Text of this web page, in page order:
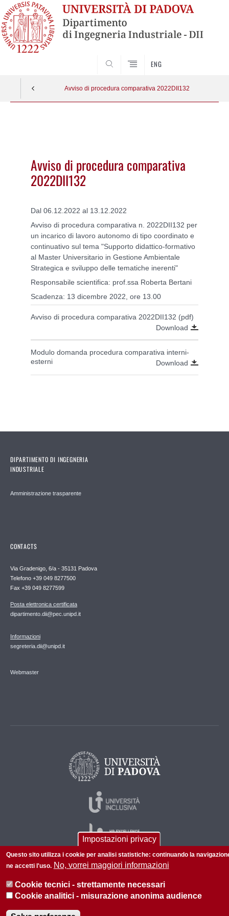
ENG
Avviso di procedura comparativa 2022DII132
Avviso di procedura comparativa
2022DII132
Dal 06.12.2022 al 13.12.2022
Avviso di procedura comparativa n. 2022DII132 per
un incarico di lavoro autonomo di tipo coordinato e
continuativo sul tema "Supporto didattico-formativo
al Master Universitario in Gestione Ambientale
Strategica e sviluppo delle tematiche inerenti"
Responsabile scientifica: prof.ssa Roberta Bertani
Scadenza: 13 dicembre 2022, ore 13.00
Avviso di procedura comparativa 2022DII132 (pdf)
Download
Modulo domanda procedura comparativa interni-
esterni
Download
DIPARTIMENTO DI INGEGNERIA
INDUSTRIALE
Amministrazione trasparente
CONTACTS
Via Gradenigo, 6/a - 35131 Padova
Telefono +39 049 8277500
Fax +39 049 8277599
Posta elettronica certificata
dipartimento.dii@pec.unipd.it
Informazioni
segreteria.dii@unipd.it
Webmaster
P.I. 00742430283 C.F. 80006480281
Amministrazione trasparente
Impostazioni privacy
Questo sito utilizza i cookie per analisi statistiche: continuando la
ne accetti l'uso. No, vorrei maggiori informazioni
Cookie tecnici - strettamente necessari
Cookie analitici - misurazione anonima audience